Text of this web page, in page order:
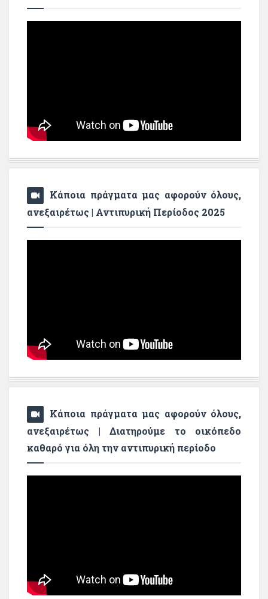
Κάποια πράγματα μας αφορούν όλους,
ανεξαιρέτως | Αντιπυρική Περίοδος 2025
Κάποια πράγματα μας αφορούν όλους,
ανεξαιρέτως | Διατηρούμε το οικόπεδο
καθαρό για όλη την αντιπυρική περίοδο